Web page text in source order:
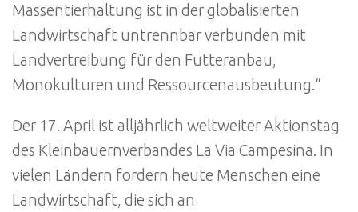
Massentierhaltung ist in der globalisierten
Landwirtschaft untrennbar verbunden mit
Landvertreibung für den Futteranbau,
Monokulturen und Ressourcenausbeutung.“
Der 17. April ist alljährlich weltweiter Aktionstag
des Kleinbauernverbandes La Via Campesina. In
vielen Ländern fordern heute Menschen eine
Landwirtschaft, die sich an